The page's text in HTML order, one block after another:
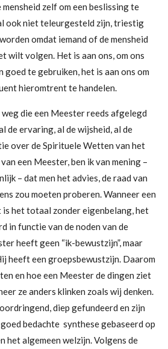
zelf om een beslissing te
ook niet teleurgesteld zijn, triestig
omdat iemand of de mensheid
wilt volgen. Het is aan ons, om ons
goed te gebruiken, het is aan ons om
hieromtrent te handelen.
die een Meester reeds afgelegd
de ervaring, al de wijsheid, al de
over de Spirituele Wetten van het
een Meester, ben ik van mening –
– dat men het advies, de raad van
zou moeten proberen. Wanneer een
het totaal zonder eigenbelang, het
in functie van de noden van de
heeft geen “ik-bewustzijn”, maar
heeft een groepsbewustzijn. Daarom
en hoe een Meester de dingen ziet
ze anders klinken zoals wij denken.
diep gefundeerd en zijn
bedachte synthese gebaseerd op
het algemeen welzijn. Volgens de